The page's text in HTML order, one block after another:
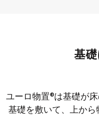
基
ユーロ物置®は基礎が
基礎を敷いて、上から